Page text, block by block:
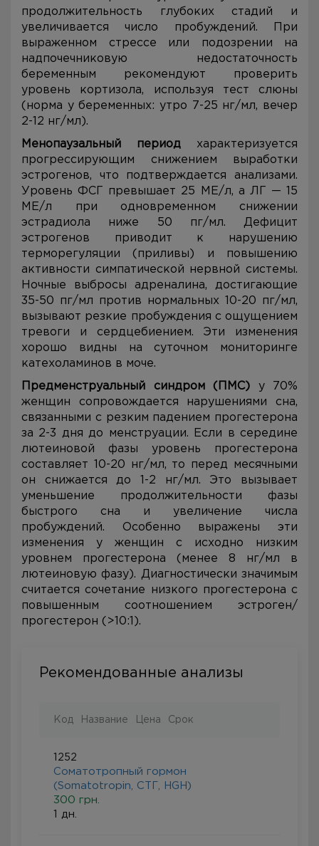
продолжительность глубоких стадий и
увеличивается число пробуждений. При
выраженном стрессе или подозрении на
надпочечниковую недостаточность
беременным рекомендуют проверить
уровень кортизола, используя тест слюны
(норма у беременных: утро 7-25 нг/мл, вечер
2-12 нг/мл).
Менопаузальный период характеризуется
прогрессирующим снижением выработки
эстрогенов, что подтверждается анализами.
Уровень ФСГ превышает 25 МЕ/л, а ЛГ — 15
МЕ/л при одновременном снижении
эстрадиола ниже 50 пг/мл. Дефицит
эстрогенов приводит к нарушению
терморегуляции (приливы) и повышению
активности симпатической нервной системы.
Ночные выбросы адреналина, достигающие
35-50 пг/мл против нормальных 10-20 пг/мл,
вызывают резкие пробуждения с ощущением
тревоги и сердцебиением. Эти изменения
хорошо видны на суточном мониторинге
катехоламинов в моче.
Предменструальный синдром (ПМС) у 70%
женщин сопровождается нарушениями сна,
связанными с резким падением прогестерона
за 2-3 дня до менструации. Если в середине
лютеиновой фазы уровень прогестерона
составляет 10-20 нг/мл, то перед месячными
он снижается до 1-2 нг/мл. Это вызывает
уменьшение продолжительности фазы
быстрого сна и увеличение числа
пробуждений. Особенно выражены эти
изменения у женщин с исходно низким
уровнем прогестерона (менее 8 нг/мл в
лютеиновую фазу). Диагностически значимым
считается сочетание низкого прогестерона с
повышенным соотношением эстроген/
прогестерон (>10:1).
Рекомендованные анализы
Код Название Цена Срок
1252
Соматотропный гормон
(Somatotropin, СТГ, HGH)
300 грн.
1 дн.